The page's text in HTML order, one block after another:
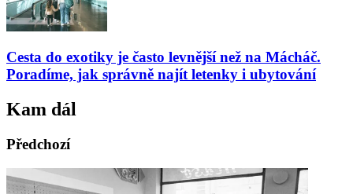
Cesta do exotiky je často levnější než na Mácháč.
Poradíme, jak správně najít letenky i ubytování
Kam dál
Předchozí